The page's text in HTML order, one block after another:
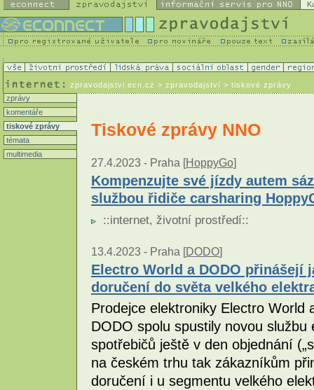
zpravodajstvi.ecn.cz > zpravodajství > tiskové zprávy
zprávy
komentáře
tiskové zprávy
témata
multimedia
Tiskové zprávy NNO
27.4.2023 - Praha [HoppyGo]
Kompenzujte své jízdy autem
službou řidiče carsharing
::internet, životní prostředí::
13.4.2023 - Praha [DODO]
Electro World a DODO přinášejí
doručení do světa velkého
Prodejce elektroniky Electro World
DODO spolu spustily novou
spotřebičů ještě v den objednání
na českém trhu tak zákazníkům
doručení i u segmentu velkého